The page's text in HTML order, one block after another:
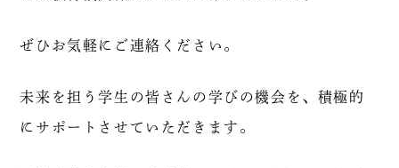
ぜひお気軽にご連絡ください。
未来を担う学生の皆さんの学びの機会を、積極的
にサポートさせていただきます。